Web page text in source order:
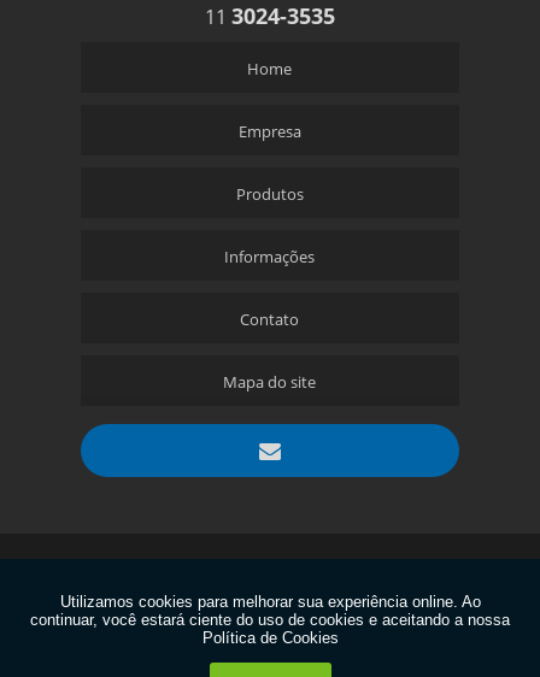
11 3024-3535
Home
Empresa
Produtos
Informações
Contato
Mapa do site
W3C
W3C